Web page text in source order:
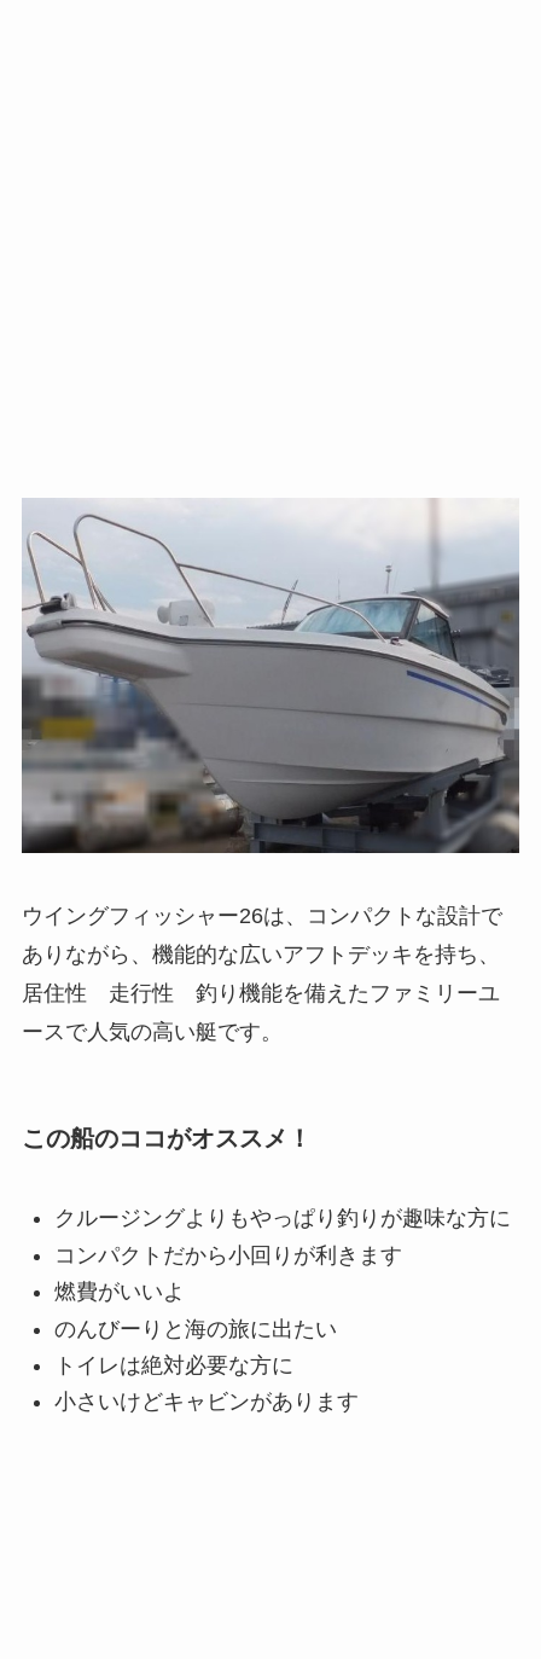
ウイングフィッシャー26は、コンパクトな設計で
ありながら、機能的な広いアフトデッキを持ち、
居住性 走行性 釣り機能を備えたファミリーユ
ースで人気の高い艇です。
この船のココがオススメ！
クルージングよりもやっぱり釣りが趣味な方に
コンパクトだから小回りが利きます
燃費がいいよ
のんびーりと海の旅に出たい
トイレは絶対必要な方に
小さいけどキャビンがあります